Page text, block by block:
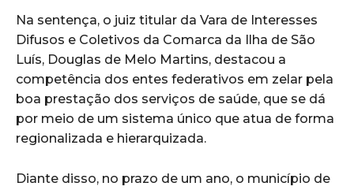
Na sentença, o juiz titular da Vara de Interesses
Difusos e Coletivos da Comarca da Ilha de São
Luís, Douglas de Melo Martins, destacou a
competência dos entes federativos em zelar pela
boa prestação dos serviços de saúde, que se dá
por meio de um sistema único que atua de forma
regionalizada e hierarquizada.
Diante disso, no prazo de um ano, o município de